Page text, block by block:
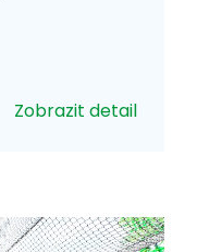
Zobrazit detail